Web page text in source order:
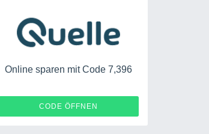
Online sparen mit Code 7,396
CODE ÖFFNEN